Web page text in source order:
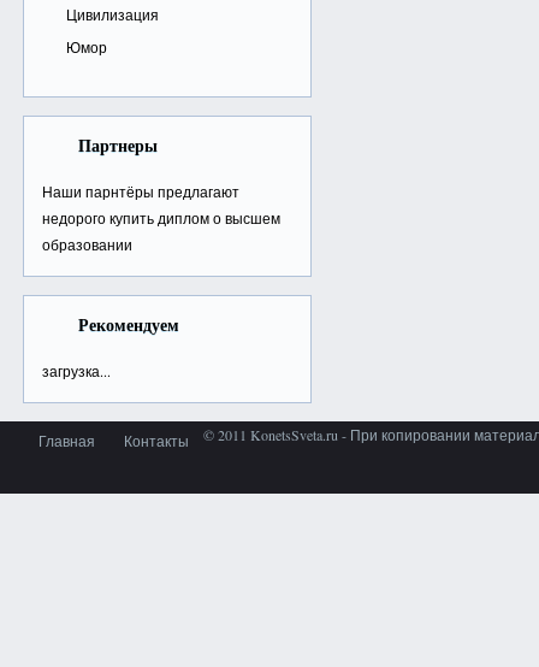
Цивилизация
Юмор
Партнеры
Наши парнтёры предлагают
недорогокупить диплом о высшем
образовании
Рекомендуем
загрузка...
Главная Контакты © 2011 KonetsSveta.ru - При копировании